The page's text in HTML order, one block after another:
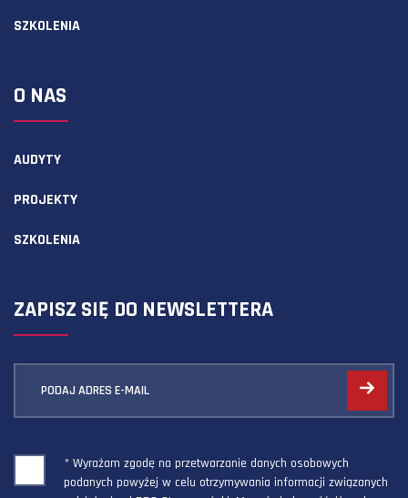
SZKOLENIA
O NAS
AUDYTY
PROJEKTY
SZKOLENIA
ZAPISZ SIĘ DO NEWSLETTERA
PODAJ ADRES E-MAIL
* Wyrażam zgodę na przetwarzanie danych osobowych
podanych powyżej w celu otrzymywania informacji związanych